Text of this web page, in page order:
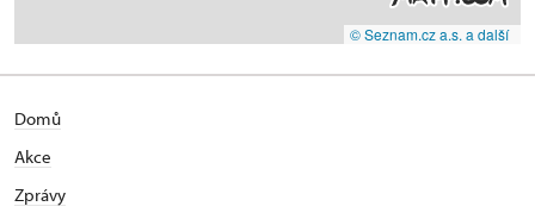
© Seznam.cz a.s. a další
Domů
Akce
Zprávy